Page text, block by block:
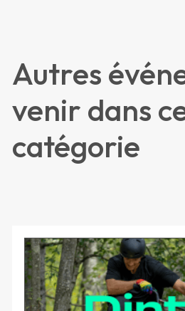
Autres
venir dans
catégorie